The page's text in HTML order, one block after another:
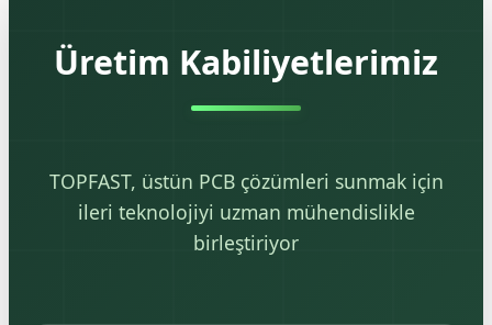
Üretim Kabiliyetlerimiz
TOPFAST, üstün PCB çözümleri sunmak için
ileri teknolojiyi uzman mühendislikle
birleştiriyor